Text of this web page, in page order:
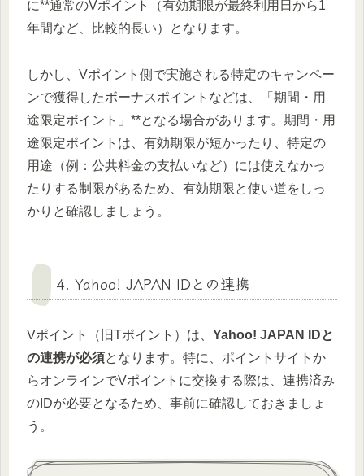
に**通常のVポイント（有効期限が最終利用日から1
年間など、比較的長い）となります。
しかし、Vポイント側で実施される特定のキャンペー
ンで獲得したボーナスポイントなどは、「期間・用
途限定ポイント」**となる場合があります。期間・用
途限定ポイントは、有効期限が短かったり、特定の
用途（例：公共料金の支払いなど）には使えなかっ
たりする制限があるため、有効期限と使い道をしっ
かりと確認しましょう。
4. Yahoo! JAPAN IDとの連携
Vポイント（旧Tポイント）は、 Yahoo! JAPAN IDと
の連携が必須となります。特に、ポイントサイトか
らオンラインでVポイントに交換する際は、連携済み
のIDが必要となるため、事前に確認しておきましょ
う。